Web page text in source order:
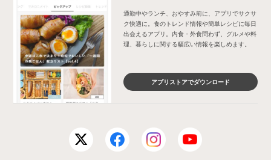
通勤中やランチ、おやすみ前に、アプリでサクサ
ク快適に。食のトレンド情報や簡単レシピに毎日
出会えるアプリ。内食・外食問わず、グルメや料
理、暮らしに関する幅広い情報を楽しめます。
アプリストアでダウンロード